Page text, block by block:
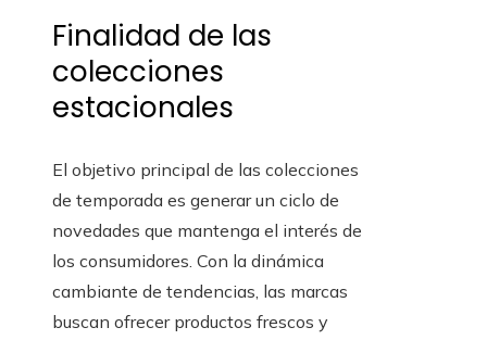
Finalidad de las
colecciones
estacionales
El objetivo principal de las colecciones
de temporada es generar un ciclo de
novedades que mantenga el interés de
los consumidores. Con la dinámica
cambiante de tendencias, las marcas
buscan ofrecer productos frescos y